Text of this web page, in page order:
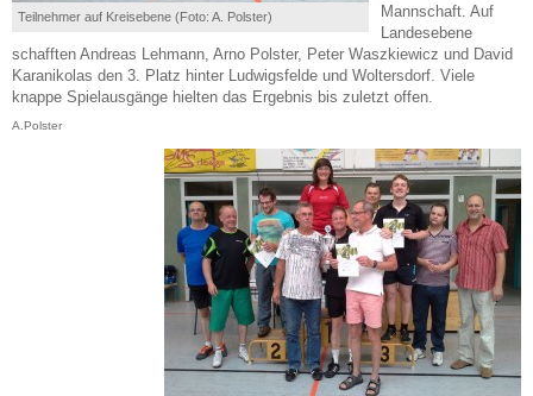
Teilnehmer auf Kreisebene (Foto: A. Polster)
Mannschaft. Auf
Landesebene
schafften Andreas Lehmann, Arno Polster, Peter Waszkiewicz und David
Karanikolas den 3. Platz hinter Ludwigsfelde und Woltersdorf. Viele
knappe Spielausgänge hielten das Ergebnis bis zuletzt offen.
A.Polster